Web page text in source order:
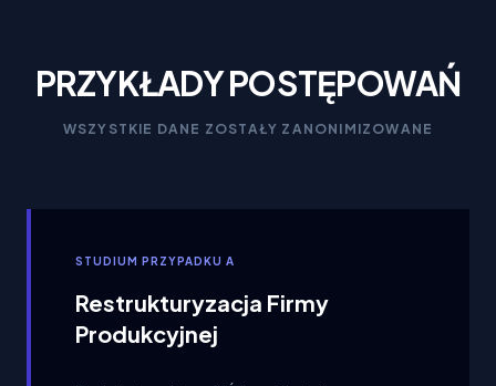
PRZYKŁADY POSTĘPOWAŃ
WSZYSTKIE DANE ZOSTAŁY ZANONIMIZOWANE
STUDIUM PRZYPADKU A
Restrukturyzacja Firmy
Produkcyjnej